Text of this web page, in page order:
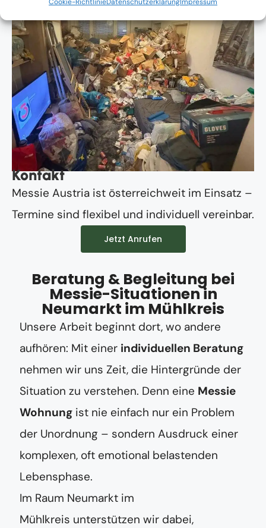
Kontakt
Messie Austria ist österreichweit im Einsatz –
Termine sind flexibel und individuell vereinbar.
Jetzt Anrufen
Beratung & Begleitung bei
Messie-Situationen in
Neumarkt im Mühlkreis
Unsere Arbeit beginnt dort, wo andere
aufhören: Mit einer individuellen Beratung
nehmen wir uns Zeit, die Hintergründe der
Situation zu verstehen. Denn eine Messie
Wohnung ist nie einfach nur ein Problem
der Unordnung – sondern Ausdruck einer
komplexen, oft emotional belastenden
Lebensphase.
Im Raum Neumarkt im
Mühlkreis unterstützen wir dabei,